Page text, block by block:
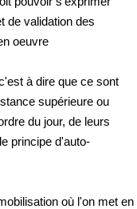
de validation des
oeuvre
à dire que ce sont
supérieure ou
du jour, de leurs
principe d'auto-
où l'on met en